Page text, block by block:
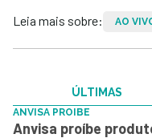
Leia mais sobre: AO
ÚLTIMAS
ANVISA PROIBE
Anvisa proíbe